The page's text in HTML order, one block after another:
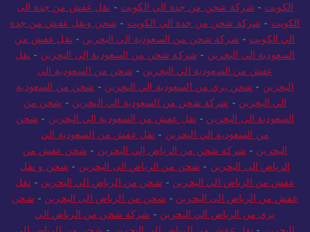
الكويت - شركة شحن من جدة الي الكويت - نقل عفش من جدة الى
الكويت - شركة شحن من جدة الي الكويت - شحن ونقل عفش من جدة
الي الكويت - شركة شحن من السعودية الي البحرين - نقل عفش من
السعودية الي البحرين - شركة شحن من السعودية إلى البحرين - نقل
عفش من السعودية الي البحرين - شحن من السعودية الى
البحرين - شحن بري من السعودية الي البحرين - شحن من السعودية
الي البحرين - شركة شحن من السعودية الي البحرين - شحن من
السعودية الى البحرين - نقل عفش من السعودية الي البحرين - شحن
من السعودية الي البحرين - نقل عفش من السعودية الي
البحرين - شركة شحن من الرياض إلى البحرين - شحن عفش من
الرياض الى البحرين - شحن من الرياض الى البحرين - شحن و نقل
عفش من الرياض الي البحرين - شحن من الرياض الي البحرين - نقل
عفش من الرياض الى البحرين - شحن من الرياض الى البحرين - شحن
بري من الرياض الي البحرين - شركة شحن من الرياض الي